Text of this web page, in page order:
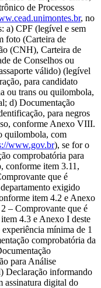
de Processos
, no
a) CPF (legível e sem
foto (Carteira de
(CNH), Carteira de
de Conselhos ou
válido) (legível
para candidato
ou trans ou quilombola,
d) Documentação
para negros
conforme Anexo VIII.
quilombola, com
www.gov.br), se for o
comprobatória para
conforme item 3.11,
que é
exigido
item 4.2 e Anexo
– Comprovante que é
4.3 e Anexo I deste
mínima de 1
comprobatória da
para Análise
Declaração informando
assinatura digital do